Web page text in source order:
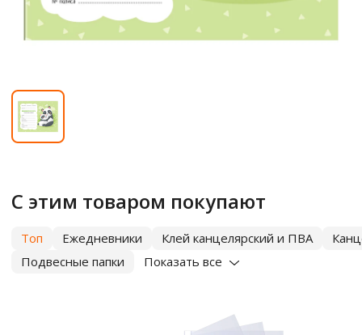
С этим товаром покупают
Топ Ежедневники Клей канцелярский и ПВА
Подвесные папки
Показать все